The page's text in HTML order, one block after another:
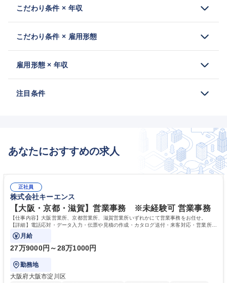
こだわり条件 × 年収
こだわり条件 × 雇用形態
雇用形態 × 年収
注目条件
あなたにおすすめの求人
正社員
株式会社キーエンス
【大阪・京都・滋賀】営業事務 ※未経験可 営業事務
【仕事内容】大阪営業所、京都営業所、滋賀営業所いずれかにて営業事務をお任せ。
【詳細】電話応対・データ入力・伝票や見積の作成・カタログ送付・来客対応・営業所内
で発生する事務業務や業務改善をお任せ。
月給
27万9000円～28万1000円
勤務地
大阪府大阪市淀川区